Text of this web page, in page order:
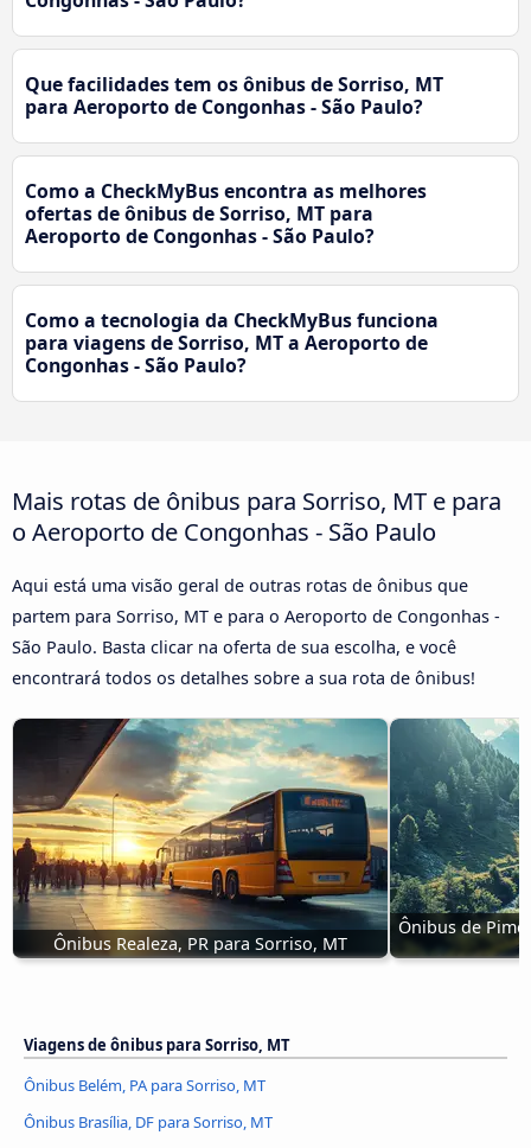
Que facilidades tem os ônibus de Sorriso, MT
para Aeroporto de Congonhas - São Paulo?
Como a CheckMyBus encontra as melhores
ofertas de ônibus de Sorriso, MT para
Aeroporto de Congonhas - São Paulo?
Como a tecnologia da CheckMyBus funciona
para viagens de Sorriso, MT a Aeroporto de
Congonhas - São Paulo?
Mais rotas de ônibus para Sorriso, MT e para
o Aeroporto de Congonhas - São Paulo
Aqui está uma visão geral de outras rotas de ônibus que
partem para Sorriso, MT e para o Aeroporto de Congonhas -
São Paulo. Basta clicar na oferta de sua escolha, e você
encontrará todos os detalhes sobre a sua rota de ônibus!
Ônibus Realeza, PR para Sorriso, MT
Ônibus de
Viagens de ônibus para Sorriso, MT
Ônibus Belém, PA para Sorriso, MT
Ônibus Brasília, DF para Sorriso, MT